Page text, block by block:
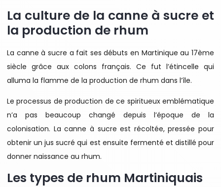
La culture de la canne à sucre et
la production de rhum
La canne à sucre a fait ses débuts en Martinique au 17ème
siècle grâce aux colons français. Ce fut l’étincelle qui
alluma la flamme de la production de rhum dans l’île.
Le processus de production de ce spiritueux emblématique
n’a pas beaucoup changé depuis l’époque de la
colonisation. La canne à sucre est récoltée, pressée pour
obtenir un jus sucré qui est ensuite fermenté et distillé pour
donner naissance au rhum.
Les types de rhum Martiniquais